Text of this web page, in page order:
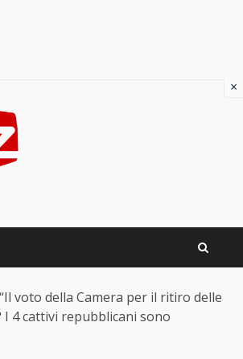
voto della Camera per il ritiro delle
I 4 cattivi repubblicani sono
×